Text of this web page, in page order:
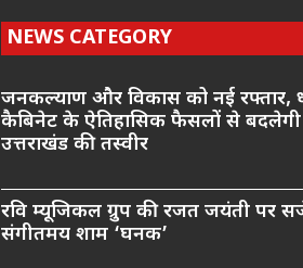
NEWS CATEGORY
जनकल्याण और विकास को नई रफ्तार,
कैबिनेट के ऐतिहासिक फैसलों से बदलेगी
उत्तराखंड की तस्वीर
रवि म्यूजिकल ग्रुप की रजत जयंती पर
संगीतमय शाम ‘घनक’